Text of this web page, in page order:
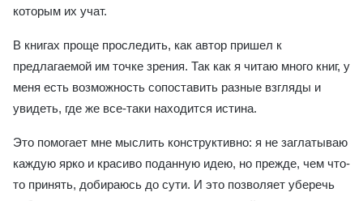
которым их учат.
В книгах проще проследить, как автор пришел к
предлагаемой им точке зрения. Так как я читаю много книг, у
меня есть возможность сопоставить разные взгляды и
увидеть, где же все-таки находится истина.
Это помогает мне мыслить конструктивно: я не заглатываю
каждую ярко и красиво поданную идею, но прежде, чем что-
то принять, добираюсь до сути. И это позволяет уберечь